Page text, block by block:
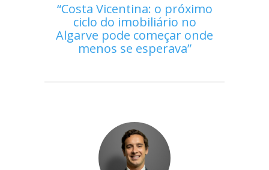
Costa Vicentina: o próximo
ciclo do imobiliário no
Algarve pode começar onde
menos se esperava